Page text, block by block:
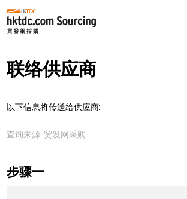
联络供应商
以下信息将传送给供应商:
查询来源: 贸发网采购
步骤一